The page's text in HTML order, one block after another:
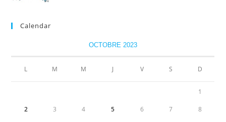
Calendar
OCTOBRE 2023
L M M J V S D
1
2 3 4 5 6 7 8